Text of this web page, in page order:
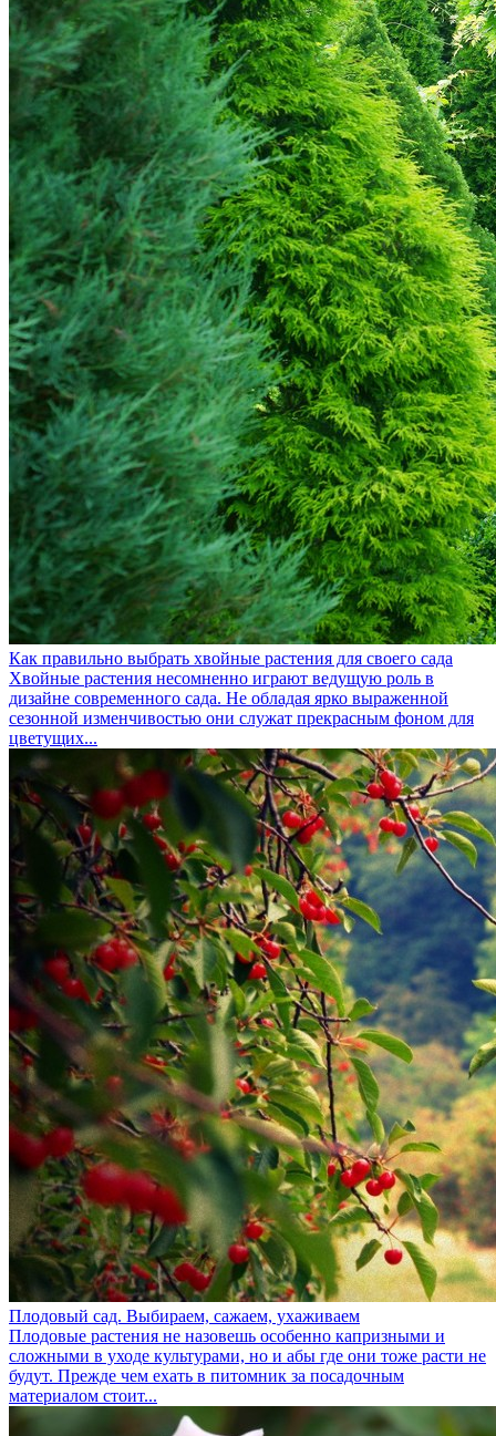
Как правильно выбрать хвойные растения для своего сада
Хвойные растения несомненно играют ведущую роль в
дизайне современного сада. Не обладая ярко выраженной
сезонной изменчивостью они служат прекрасным фоном для
цветущих...
Плодовый сад. Выбираем, сажаем, ухаживаем
Плодовые растения не назовешь особенно капризными и
сложными в уходе культурами, но и абы где они тоже расти не
будут. Прежде чем ехать в питомник за посадочным
материалом стоит...